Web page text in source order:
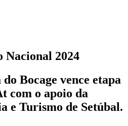
2024
Bocage vence etapa
com o apoio da
e Turismo de Setúbal.